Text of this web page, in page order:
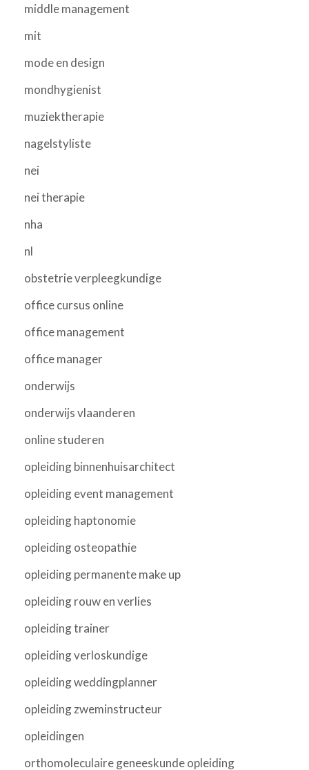
middle management
mit
mode en design
mondhygienist
muziektherapie
nagelstyliste
nei
nei therapie
nha
nl
obstetrie verpleegkundige
office cursus online
office management
office manager
onderwijs
onderwijs vlaanderen
online studeren
opleiding binnenhuisarchitect
opleiding event management
opleiding haptonomie
opleiding osteopathie
opleiding permanente make up
opleiding rouw en verlies
opleiding trainer
opleiding verloskundige
opleiding weddingplanner
opleiding zweminstructeur
opleidingen
orthomoleculaire geneeskunde opleiding